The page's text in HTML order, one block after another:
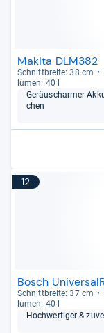
Makita DLM382
Schnitt­breite: 38 cm
lu­men: 40 l
Geräusch­ar­mer
chen
12
Bosch
Schnitt­breite: 37 cm
lu­men: 40 l
Hoch­wer­ti­ger &